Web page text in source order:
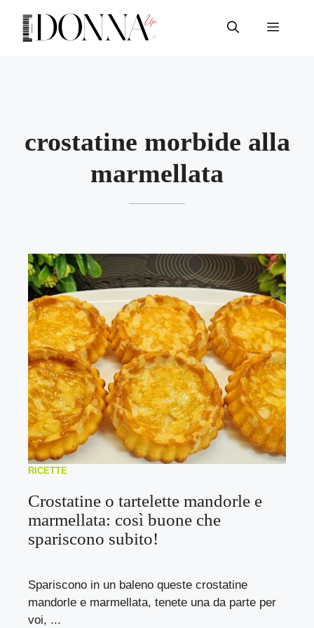
contenuto
Menu
crostatine morbide alla
marmellata
RICETTE
Crostatine o tartelette mandorle e
marmellata: così buone che
spariscono subito!
Spariscono in un baleno queste crostatine
mandorle e marmellata, tenete una da parte per
voi, ...